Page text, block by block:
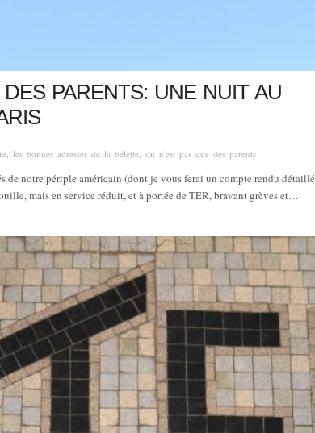
PARENTS: UNE NUIT AU
les bonnes adresses de la belette on n'est pas que des parents
de notre périple américain (dont je vous ferai un compte rendu détaillé
mais en service réduit, et à portée de TER, bravant grèves et…